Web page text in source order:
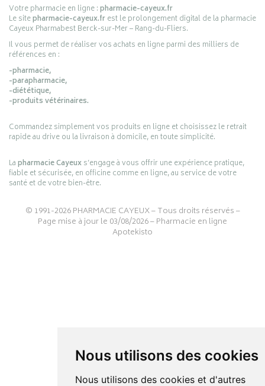
Nous utilisons des cookies
Nous utilisons des cookies et d'autres
Votre pharmacie en ligne :pharmacie-cayeux.fr
Le sitepharmacie-cayeux.frest le prolongement digital de la pharmacie
Cayeux Pharmabest Berck-sur-Mer – Rang-du-Fliers.
Il vous permet de réaliser vos achats en ligne parmi des milliers de
références en :
-pharmacie,
-parapharmacie,
-diététique,
-produits vétérinaires.
Commandez simplement vos produits en ligne et choisissez le retrait
rapide au drive ou la livraison à domicile, en toute simplicité.
Lapharmacie Cayeuxs’engage à vous offrir une expérience pratique,
fiable et sécurisée, en officine comme en ligne, au service de votre
santé et de votre bien-être.
© 1991-2026PHARMACIE CAYEUX– Tous droits réservés –
Page mise à jour le 03/08/2026 –Pharmacie en ligne
Apotekisto